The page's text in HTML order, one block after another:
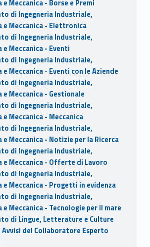
Meccanica - Borse e Premi
di Ingegneria Industriale,
Meccanica - Elettronica
di Ingegneria Industriale,
Meccanica - Eventi
di Ingegneria Industriale,
Meccanica - Eventi con le Aziende
di Ingegneria Industriale,
Meccanica - Gestionale
di Ingegneria Industriale,
Meccanica - Meccanica
di Ingegneria Industriale,
Meccanica - Notizie per la Ricerca
di Ingegneria Industriale,
Meccanica - Offerte di Lavoro
di Ingegneria Industriale,
Meccanica - Progetti in evidenza
di Ingegneria Industriale,
Meccanica - Tecnologie per il mare
di Lingue, Letterature e Culture
del Collaboratore Esperto